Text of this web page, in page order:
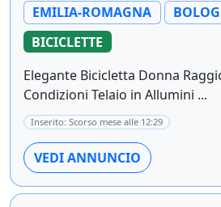
EMILIA-ROMAGNA
BICICLETTE
Elegante Bicicletta Donna
Condizioni Telaio in Allumini ...
Inserito: Scorso mese alle 12:29
VEDI ANNUNCIO